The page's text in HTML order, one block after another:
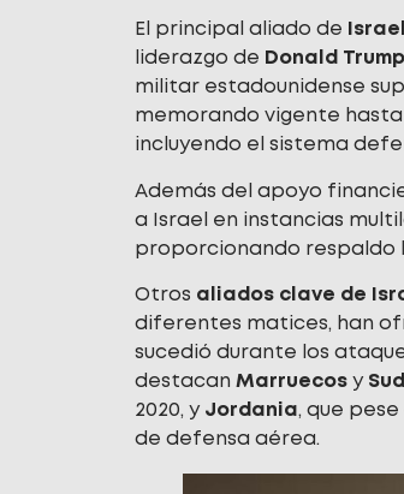
El principal aliado de Israel
liderazgo de Donald Trump
militar estadounidense
memorando vigente hasta
incluyendo el sistema
Además del apoyo
a Israel en instancias
proporcionando respaldo
Otros aliados clave de
diferentes matices, han
sucedió durante los
destacan Marruecos y
2020, y Jordania, que
de defensa aérea.